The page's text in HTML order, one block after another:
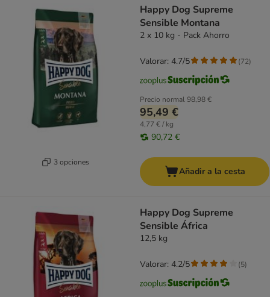
3 opciones
Happy Dog Supreme
Sensible Montana
2 x 10 kg - Pack Ahorro
Precio normal98,98 €
95,49 €
4,77 € / kg
90,72 €
Valorar: 4.7/5 (72)
Añadir a la cesta
Happy Dog Supreme
Sensible África
12,5 kg
Valorar: 4.2/5 (5)